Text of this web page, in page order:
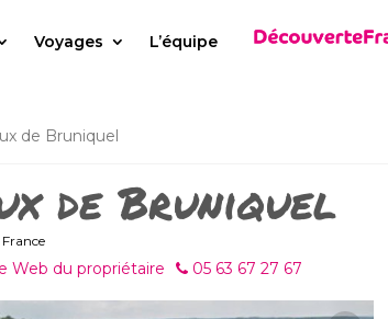
Voyages L’équipe
de Bruniquel
de Bruniquel
Web du propriétaire 05 63 67 27 67